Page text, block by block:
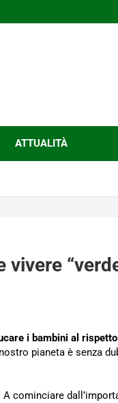
ATTUALITÀ
i bambini al rispetto
pianeta è senza
cominciare